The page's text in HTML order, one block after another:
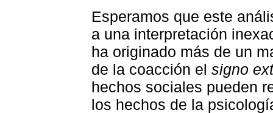
Esperamos que este
a una interpretación
ha originado más de un
de la coacción el signo
hechos sociales pueden
los hechos de la